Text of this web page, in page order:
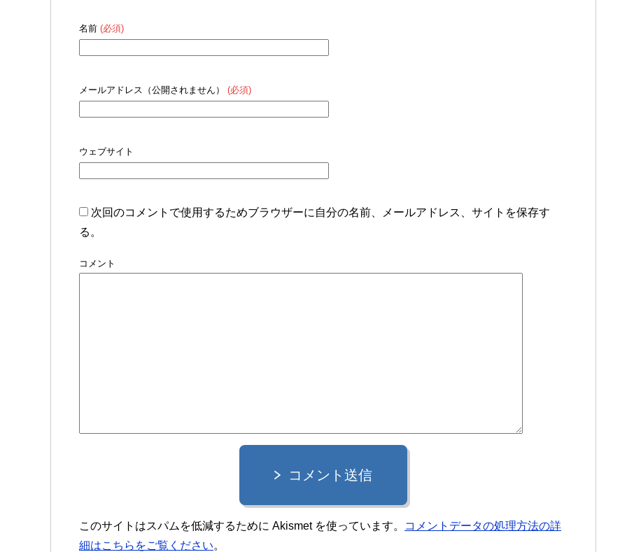
名前 (必須)
メールアドレス（公開されません） (必須)
ウェブサイト
次回のコメントで使用するためブラウザーに自分の名前、メールアドレス、サイトを保存す
る。
コメント
コメント送信
このサイトはスパムを低減するために Akismet を使っています。
コメントデータの処理方法の詳
細はこちらをご覧ください。